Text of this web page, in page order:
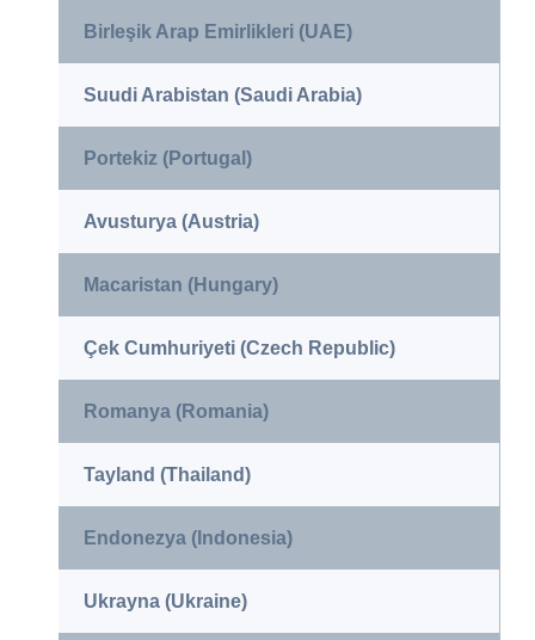
Birleşik Arap Emirlikleri (UAE)
Suudi Arabistan (Saudi Arabia)
Portekiz (Portugal)
Avusturya (Austria)
Macaristan (Hungary)
Çek Cumhuriyeti (Czech Republic)
Romanya (Romania)
Tayland (Thailand)
Endonezya (Indonesia)
Ukrayna (Ukraine)